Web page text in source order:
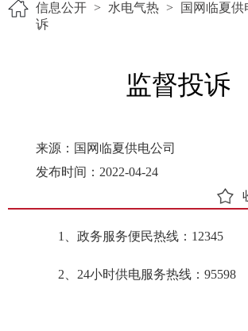
信息公开 > 水电气热 > 国网临夏供
诉
监督投诉
来源：国网临夏供电公司
发布时间：2022-04-24
1、政务服务便民热线：12345
2、24小时供电服务热线：95598